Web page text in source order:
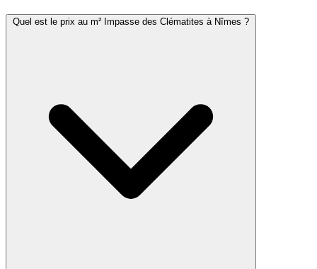
Quel est le prix au m² Impasse des Clématites à Nîmes ?